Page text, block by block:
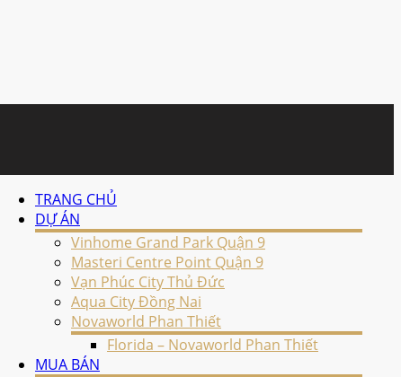
TRANG CHỦ
DỰ ÁN
Vinhome Grand Park Quận 9
Masteri Centre Point Quận 9
Vạn Phúc City Thủ Đức
Aqua City Đồng Nai
Novaworld Phan Thiết
Florida – Novaworld Phan Thiết
MUA BÁN